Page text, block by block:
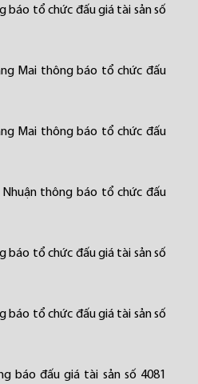
báo tổ chức đấu giá tài sản số
Mai thông báo tổ chức đấu
Mai thông báo tổ chức đấu
Nhuận thông báo tổ chức đấu
báo tổ chức đấu giá tài sản số
báo tổ chức đấu giá tài sản số
báo đấu giá tài sản số 4081